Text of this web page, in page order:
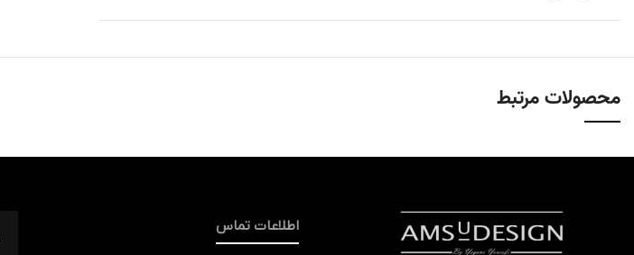
محصولات مرتبط
اطلاعات تماس